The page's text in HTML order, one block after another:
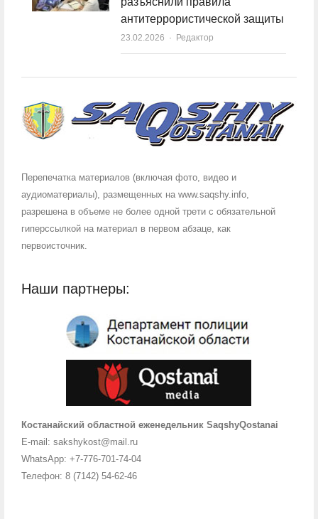
антитеррористической защиты
23.02.2026 Author
Редактор
Перепечатка материалов (включая фото, видео и
аудиоматериалы), размещенных на www.saqshy.info,
разрешена в объеме не более одной трети с обязательной
гиперссылкой на материал в первом абзаце, как
первоисточник.
Наши партнеры:
Костанайский областной еженедельник SaqshyQostanai
E-mail: sakshykost@mail.ru
WhatsApp: +7-776-701-74-04
Телефон: 8 (7142) 54-62-46